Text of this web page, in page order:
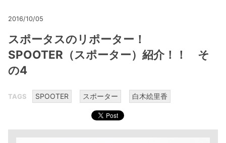
2016/10/05
スポータスのリポーター！
SPOOTER（スポーター）紹介！！ そ
の4
TAGS SPOOTER スポーター 白木絵里香